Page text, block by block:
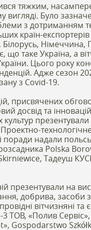
тяжким,
вигляді. Було
з дотриманням
країн-
Німеччина,
таке Україна, а
Цього року
Адже сезон
з Covid-19.
присвячених
досвід та
презентували
поради надали
Polska
Тадеуш
на
добрива, засоби
вітчизняні
ТОВ, «Полив
Gospodarstwo